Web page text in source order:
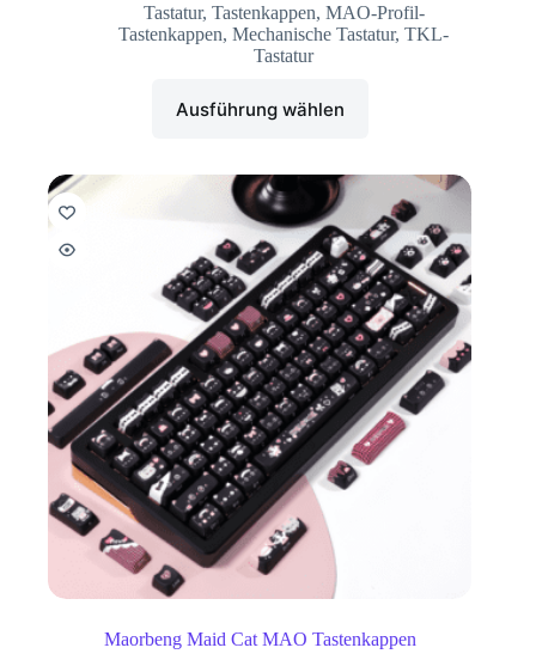
Tastatur, Tastenkappen, MAO-Profil-
Tastenkappen,Mechanische Tastatur,TKL-
Tastatur
Ausführung wählen
Maorbeng Maid Cat MAO Tastenkappen